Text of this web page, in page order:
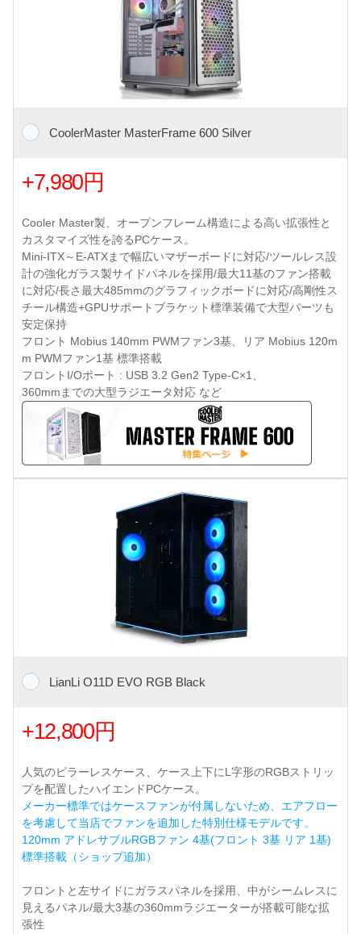
CoolerMaster MasterFrame 600 Silver
+7,980円
Cooler Master製、オープンフレーム構造による高い拡張性と
カスタマイズ性を誇るPCケース。
Mini-ITX～E-ATXまで幅広いマザーボードに対応/ツールレス設
計の強化ガラス製サイドパネルを採用/最大11基のファン搭載
に対応/長さ最大485mmのグラフィックボードに対応/高剛性ス
チール構造+GPUサポートブラケット標準装備で大型パーツも
安定保持
フロント Mobius 140mm PWMファン3基、リア Mobius 120m
m PWMファン1基 標準搭載
フロントI/Oポート : USB 3.2 Gen2 Type-C×1、
360mmまでの大型ラジエータ対応 など
LianLi O11D EVO RGB Black
+12,800円
人気のピラーレスケース、ケース上下にL字形のRGBストリッ
プを配置したハイエンドPCケース。
メーカー標準ではケースファンが付属しないため、エアフロー
を考慮して当店でファンを追加した特別仕様モデルです。
120mm アドレサブルRGBファン 4基(フロント 3基 リア 1基)
標準搭載（ショップ追加）
フロントと左サイドにガラスパネルを採用、中がシームレスに
見えるパネル/最大3基の360mmラジエーターが搭載可能な拡
張性